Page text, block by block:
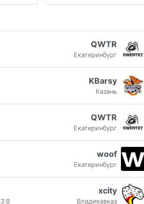
QWTR
Екатеринбург
KBarsy
Казань
QWTR
Екатеринбург
woof
Екатеринбург
xcity
Владикавказ